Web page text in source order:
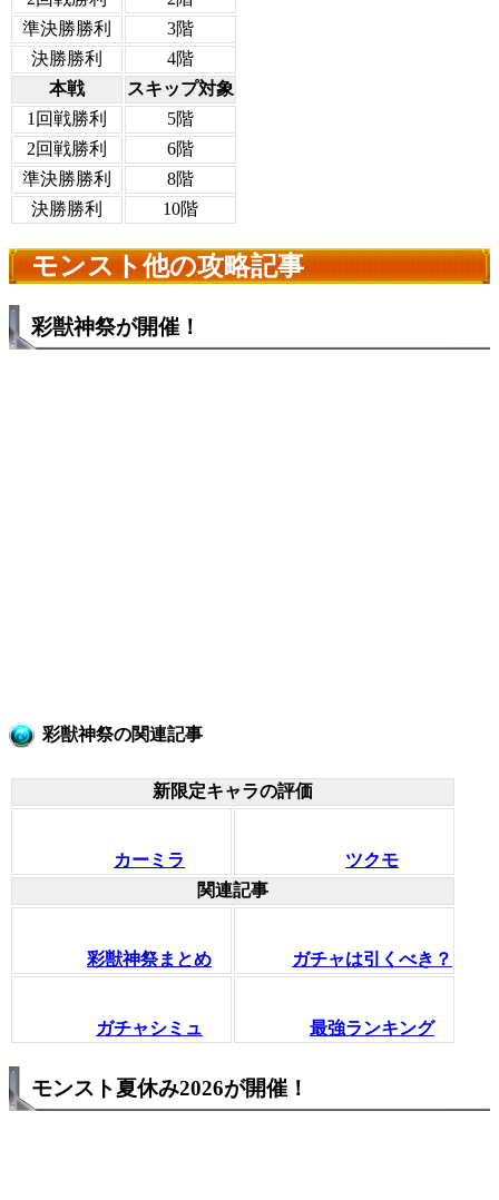
準決勝勝利
3階
決勝勝利
4階
本戦
スキップ対象
1回戦勝利
5階
2回戦勝利
6階
準決勝勝利
8階
決勝勝利
10階
モンスト他の攻略記事
彩獣神祭が開催！
彩獣神祭の関連記事
新限定キャラの評価
カーミラ
ツクモ
関連記事
彩獣神祭まとめ ガチャは引くべき？
ガチャシミュ 最強ランキング
モンスト夏休み2026が開催！